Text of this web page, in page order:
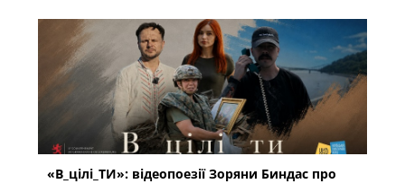
«В_цілі_ТИ»: відеопоезії Зоряни Биндас про